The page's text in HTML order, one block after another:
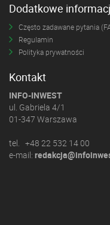
Dodatkowe
Często zadawane pytania
Regulamin
Polityka prywatności
Kontakt
INFO-INWEST
ul. Gabriela 4/1
01-347 Warszawa
tel. +48 22 532 14 00
e-mail: